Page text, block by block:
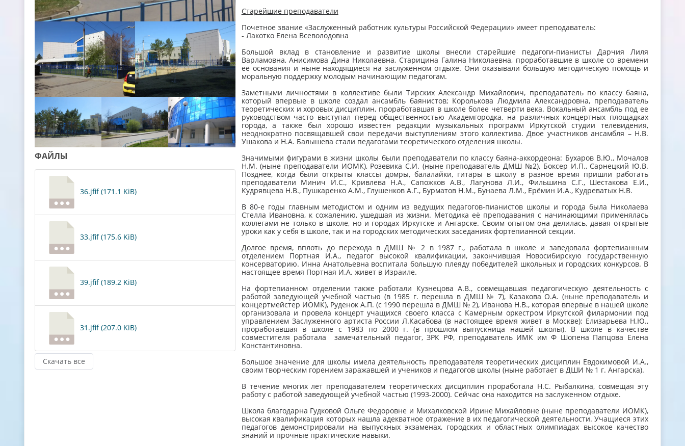
ФАЙЛЫ
36.jfif (171.1 KiB)
33.jfif (175.6 KiB)
39.jfif (189.2 KiB)
31.jfif (207.0 KiB)
Скачать все
Cтарейшие преподаватели
Почетное звание «Заслуженный работник культуры Российской Федерации» имеет преподаватель:
- Лакотко Елена Всеволодовна
Большой вклад в становление и развитие школы внесли старейшие педагоги-пианисты Дарчия Лиля
Варламовна, Анисимова Дина Николаевна, Старицина Галина Николаевна, проработавшие в школе со времени
её основания и ныне находящиеся на заслуженном отдыхе. Они оказывали большую методическую помощь и
моральную поддержку молодым начинающим педагогам.
Заметными личностями в коллективе были Тирских Александр Михайлович, преподаватель по классу баяна,
который впервые в школе создал ансамбль баянистов; Королькова Людмила Александровна, преподаватель
теоретических и хоровых дисциплин, проработавшая в школе более четверти века. Вокальный ансамбль под ее
руководством часто выступал перед общественностью Академгородка, на различных концертных площадках
города, а также был хорошо известен редакции музыкальных программ Иркутской студии телевидения,
неоднократно посвящавшей свои передачи выступлениям этого коллектива. Двое участников ансамбля – Н.В.
Ушакова и Н.А. Балышева стали педагогами теоретического отделения школы.
Значимыми фигурами в жизни школы были преподаватели по классу баяна-аккордеона: Бухаров В.Ю., Мочалов
Н.М. (ныне преподаватели ИОМК), Розевика С.И. (ныне преподаватель ДМШ №2), Боксер И.П., Сарнецкий Ю.В.
Позднее, когда были открыты классы домры, балалайки, гитары в школу в разное время пришли работать
преподаватели Минич И.С., Кривлева Н.А., Сапожков А.В., Лагунова Л.И., Фильшина С.Г., Шестакова Е.И.,
Кудрявцева Н.В., Пушкаренко А.М., Глушенков А.Г., Бурматов Н.М., Бунаева Л.М., Ерёмин И.А., Кудреватых Н.В.
В 80-е годы главным методистом и одним из ведущих педагогов-пианистов школы и города была Николаева
Стелла Ивановна, к сожалению, ушедшая из жизни. Методика её преподавания с начинающими применялась
коллегами не только в школе, но и городах Иркутске и Ангарске. Своим опытом она делилась, давая открытые
уроки как у себя в школе, так и на городских методических заседаниях фортепианной секции.
Долгое время, вплоть до перехода в ДМШ № 2 в 1987 г., работала в школе и заведовала фортепианным
отделением Портная И.А., педагог высокой квалификации, закончившая Новосибирскую государственную
консерваторию. Инна Анатольевна воспитала большую плеяду победителей школьных и городских конкурсов. В
настоящее время Портная И.А. живет в Израиле.
На фортепианном отделении также работали Кузнецова А.В., совмещавшая педагогическую деятельность с
работой заведующей учебной частью (в 1985 г. перешла в ДМШ № 7), Казакова О.А. (ныне преподаватель и
концертмейстер ИОМК), Руденок А.П. (с 1990 перешла в ДМШ № 2), Иванова Н.В., которая впервые в нашей школе
организовала и провела концерт учащихся своего класса с Камерным оркестром Иркутской филармонии под
управлением Заслуженного артиста России Л.Касабова (в настоящее время живет в Москве); Елизарьева Н.Ю.,
проработавшая в школе с 1983 по 2000 г. (в прошлом выпускница нашей школы). В школе в качестве
совместителя работала замечательный педагог, ЗРК РФ, преподаватель ИМК им Ф Шопена Папцова Елена
Константиновна.
Большое значение для школы имела деятельность преподавателя теоретических дисциплин Евдокимовой И.А.,
своим творческим горением заражавшей и учеников и педагогов школы (ныне работает в ДШИ № 1 г. Ангарска).
В течение многих лет преподавателем теоретических дисциплин проработала Н.С. Рыбалкина, совмещая эту
работу с работой заведующей учебной частью (1993-2000). Сейчас она находится на заслуженном отдыхе.
Школа благодарна Гудковой Ольге Федоровне и Михалковской Ирине Михайловне (ныне преподаватели ИОМК),
высокая квалификация которых нашла адекватное отражение в их педагогической деятельности. Учащиеся этих
педагогов демонстрировали на выпускных экзаменах, городских и областных олимпиадах высокое качество
знаний и прочные практические навыки.